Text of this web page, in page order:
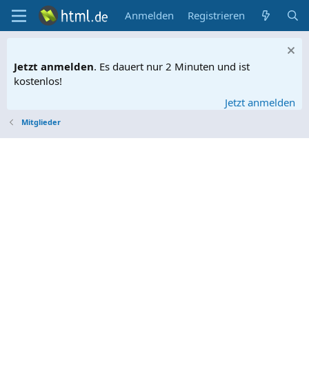
Anmelden Registrieren
Jetzt anmelden. Es dauert nur 2 Minuten und ist
kostenlos!
Jetzt anmelden
Mitglieder